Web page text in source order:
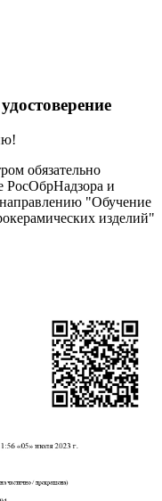
обязательно
РосОбрНадзора и
"Обучение
изделий"